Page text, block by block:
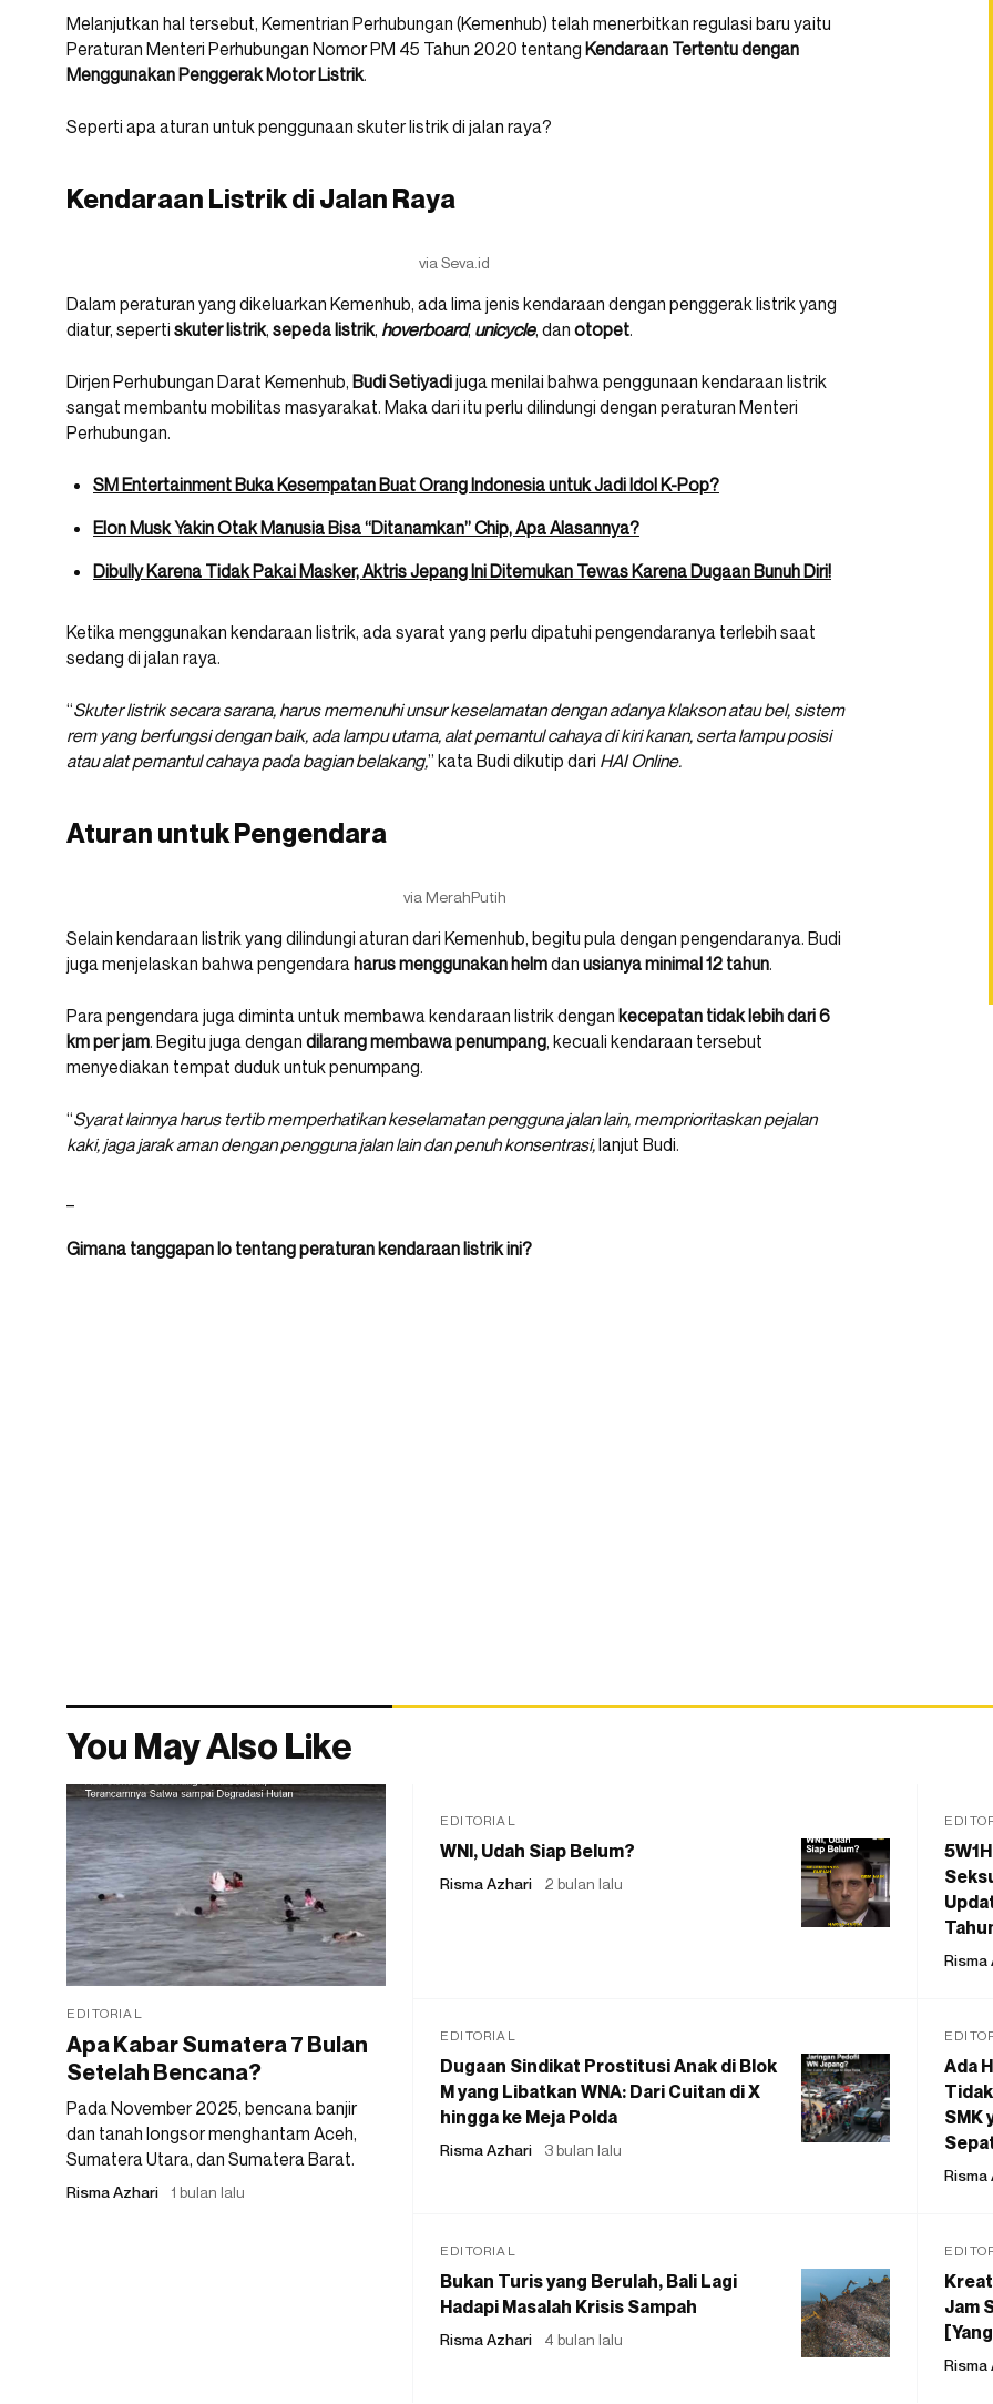
Melanjutkan hal tersebut, Kementrian Perhubungan (Kemenhub) telah menerbitkan regulasi baru yaitu
Peraturan Menteri Perhubungan Nomor PM 45 Tahun 2020 tentang Kendaraan Tertentu dengan
Menggunakan Penggerak Motor Listrik.
Seperti apa aturan untuk penggunaan skuter listrik di jalan raya?
Kendaraan Listrik di Jalan Raya
via Seva.id
Dalam peraturan yang dikeluarkan Kemenhub, ada lima jenis kendaraan dengan penggerak listrik yang
diatur, seperti skuter listrik, sepeda listrik, hoverboard, unicycle, dan otopet.
Dirjen Perhubungan Darat Kemenhub, Budi Setiyadijuga menilai bahwa penggunaan kendaraan listrik
sangat membantu mobilitas masyarakat. Maka dari itu perlu dilindungi dengan peraturan Menteri
Perhubungan.
SM Entertainment Buka Kesempatan Buat Orang Indonesia untuk Jadi Idol K-Pop?
Elon Musk Yakin Otak Manusia Bisa “Ditanamkan” Chip, Apa Alasannya?
Dibully Karena Tidak Pakai Masker, Aktris Jepang Ini Ditemukan Tewas Karena Dugaan Bunuh Diri!
Ketika menggunakan kendaraan listrik, ada syarat yang perlu dipatuhi pengendaranya terlebih saat
sedang di jalan raya.
“Skuter listrik secara sarana, harus memenuhi unsur keselamatan dengan adanya klakson atau bel, sistem
rem yang berfungsi dengan baik, ada lampu utama, alat pemantul cahaya di kiri kanan, serta lampu posisi
atau alat pemantul cahaya pada bagian belakang,” kata Budi dikutip dari HAI Online.
Aturan untuk Pengendara
via MerahPutih
Selain kendaraan listrik yang dilindungi aturan dari Kemenhub, begitu pula dengan pengendaranya. Budi
juga menjelaskan bahwa pengendara harus menggunakan helmdan usianya minimal 12 tahun.
Para pengendara juga diminta untuk membawa kendaraan listrik dengan kecepatan tidak lebih dari 6
km per jam. Begitu juga dengan dilarang membawa penumpang, kecuali kendaraan tersebut
menyediakan tempat duduk untuk penumpang.
“Syarat lainnya harus tertib memperhatikan keselamatan pengguna jalan lain, memprioritaskan pejalan
kaki, jaga jarak aman dengan pengguna jalan lain dan penuh konsentrasi,lanjut Budi.
Gimana tanggapan lo tentang peraturan kendaraan listrik ini?
You May Also Like
EDITORIAL
Apa Kabar Sumatera 7 Bulan
Setelah Bencana?
Pada November 2025, bencana banjir
dan tanah longsor menghantam Aceh,
Sumatera Utara, dan Sumatera Barat.
Risma Azhari 1 bulan lalu
EDITORIAL
WNI, Udah Siap Belum?
Risma Azhari 2 bulan lalu
Risma
EDITORIAL
Dugaan Sindikat Prostitusi Anak di Blok
M yang Libatkan WNA: Dari Cuitan di X
hingga ke Meja Polda
Risma Azhari 3 bulan lalu
Ada
SMK
Risma
EDITORIAL
Bukan Turis yang Berulah, Bali Lagi
Hadapi Masalah Krisis Sampah
Risma Azhari 4 bulan lalu
Jam
Risma